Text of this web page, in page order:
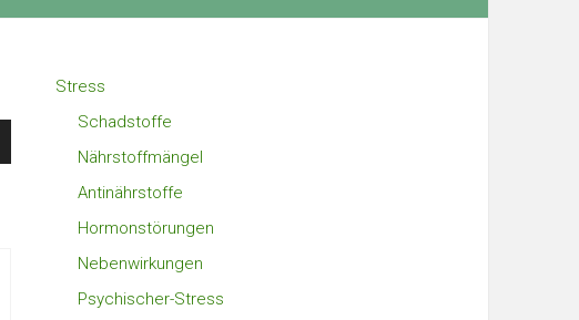
Stress
Schadstoffe
Nährstoffmängel
Antinährstoffe
Hormonstörungen
Nebenwirkungen
Psychischer-Stress